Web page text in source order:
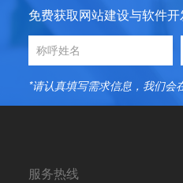
免费获取网站建设与软件
*请认真填写需求信息，我们会
服务热线